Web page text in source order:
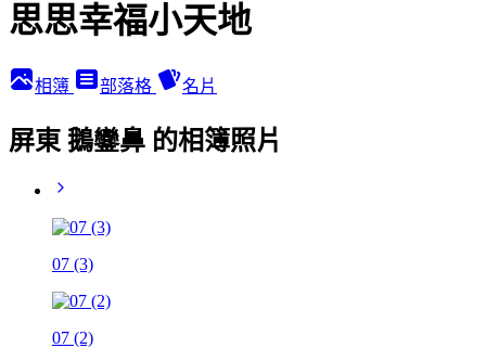
思思幸福小天地
相簿 部落格 名片
屏東 鵝鑾鼻 的相簿照片
07 (3)
07 (2)